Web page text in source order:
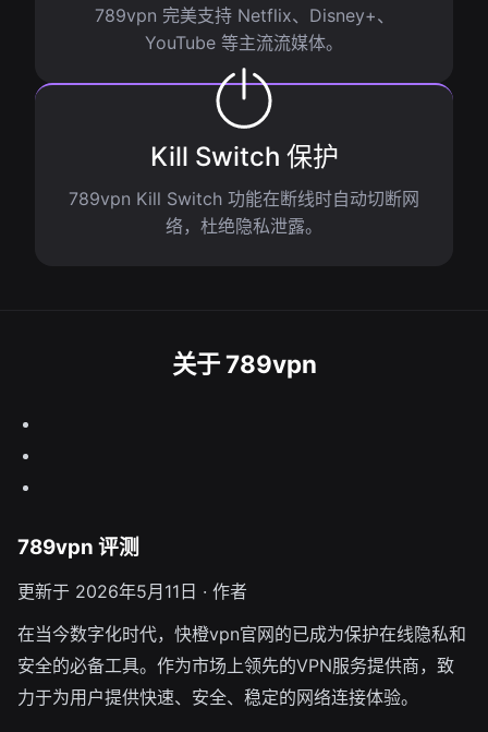
789vpn 完美支持 Netflix、Disney+、
YouTube 等主流流媒体。
Kill Switch 保护
789vpn Kill Switch 功能在断线时自动切断网
络，杜绝隐私泄露。
关于 789vpn
789vpn 评测
更新于 2026年5月11日 · 作者
在当今数字化时代，快橙vpn官网的已成为保护在线隐私和
安全的必备工具。作为市场上领先的VPN服务提供商，致
力于为用户提供快速、安全、稳定的网络连接体验。